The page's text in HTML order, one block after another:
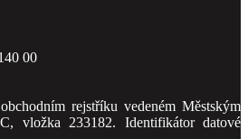
00
rejstříku vedeném Městským
vložka 233182. Identifikátor datové